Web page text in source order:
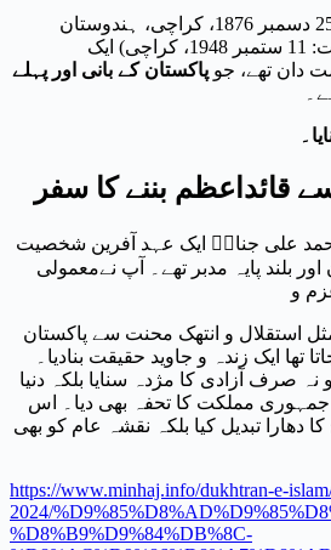
(پیدائش: 25 دسمبر 1876، کراچی، ہندوستان
[موجودہ پاکستان] — وفات: 11 ستمبر 1948، کراچی) ایک
دان تھے، جو پاکستان کے بانی اور پہلے
قائداعظم بننے کا سفر
علی جناحؒ ایک عہد آفرین شخصیت
بلند پایہ مدبر تھے۔ آپ نےمعمولی
و
استقلال و انتھک محنت سے پاکستان
ایک زندہ و جاوید حقیقت بنادیا۔
صرف آزادی کا مژدہ سنایا بلکہ دنیا
مملکت کا تحفہ بھی دیا۔ اس
دھارا تبدیل کیا بلکہ نقشہ عام کو بھی
https://www.minhaj.info/dukhtran-e-
2024/
%D8%B9%D9%84%DB%8C-